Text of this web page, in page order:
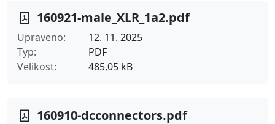
160921-male_XLR_1a2.pdf
Upraveno
12. 11. 2025
Typ
PDF
Velikost
485,05 kB
160910-dcconnectors.pdf